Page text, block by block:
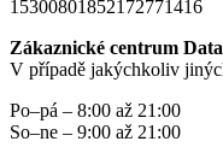
15300801852172771416
Zákaznické centrum
V případě jakýchkoliv
Po–pá – 8:00 až 21:00
So–ne – 9:00 až 21:00